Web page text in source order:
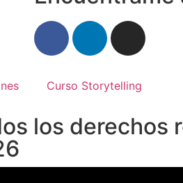
Curso Storytelling
los derechos